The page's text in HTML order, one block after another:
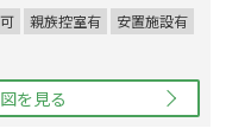
親族控室有
安置施設有
を見る